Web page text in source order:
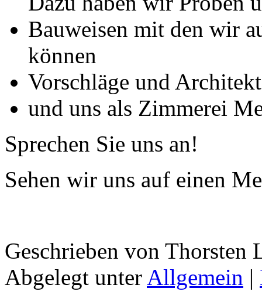
Bauweisen mit den wir
können
Vorschläge und
und uns als Zimmerei
Sprechen Sie uns an!
Sehen wir uns auf einen
Geschrieben von Thorsten
Abgelegt unter Allgemein |